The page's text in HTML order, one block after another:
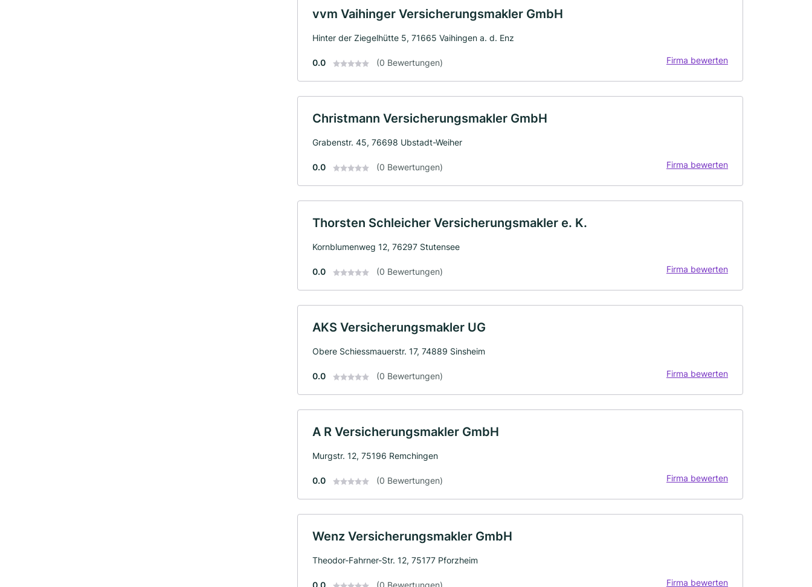
vvm Vaihinger Versicherungsmakler GmbH
Hinter der Ziegelhütte 5, 71665 Vaihingen a. d. Enz
0.0 (0 Bewertungen) Firma bewerten
Christmann Versicherungsmakler GmbH
Grabenstr. 45, 76698 Ubstadt-Weiher
0.0 (0 Bewertungen) Firma bewerten
Thorsten Schleicher Versicherungsmakler e. K.
Kornblumenweg 12, 76297 Stutensee
0.0 (0 Bewertungen) Firma bewerten
AKS Versicherungsmakler UG
Obere Schiessmauerstr. 17, 74889 Sinsheim
0.0 (0 Bewertungen) Firma bewerten
A R Versicherungsmakler GmbH
Murgstr. 12, 75196 Remchingen
0.0 (0 Bewertungen) Firma bewerten
Wenz Versicherungsmakler GmbH
Theodor-Fahrner-Str. 12, 75177 Pforzheim
0.0 (0 Bewertungen) Firma bewerten